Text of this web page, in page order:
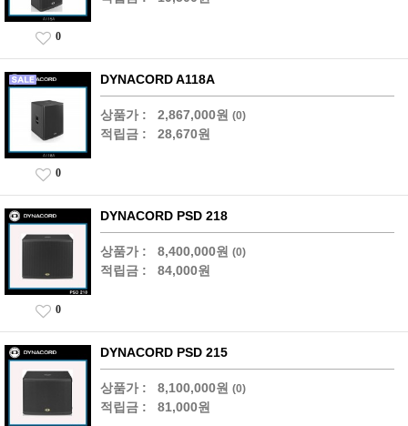
0
DYNACORD A118A
상품가 : 2,867,000원 (0)
적립금 : 28,670원
0
DYNACORD PSD 218
상품가 : 8,400,000원 (0)
적립금 : 84,000원
0
DYNACORD PSD 215
상품가 : 8,100,000원 (0)
적립금 : 81,000원